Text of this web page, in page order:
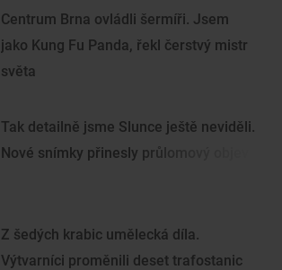
Centrum Brna ovládli šermíři. Jsem
jako Kung Fu Panda, řekl čerstvý mistr
světa
Tak detailně jsme Slunce ještě neviděli.
Nové snímky přinesly průlomový objev
Z šedých krabic umělecká díla.
Výtvarníci proměnili deset trafostanic